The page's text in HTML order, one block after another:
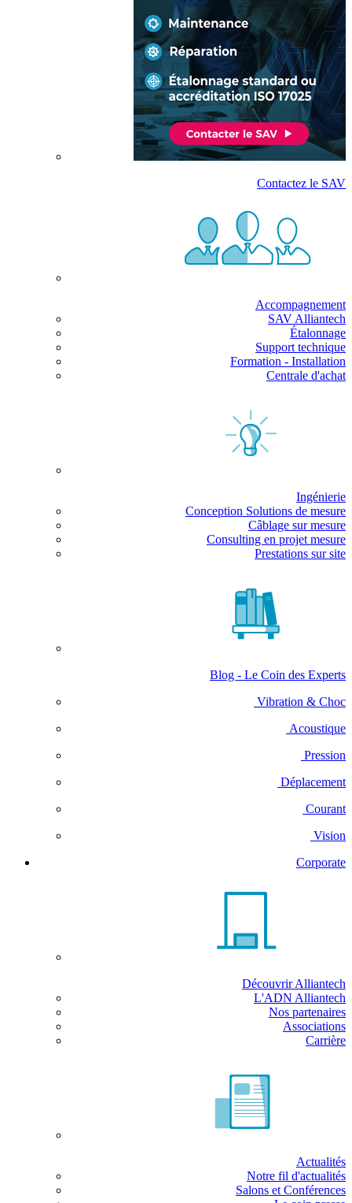
Contactez le SAV
Accompagnement
SAV Alliantech
Étalonnage
Support technique
Formation - Installation
Centrale d'achat
Ingénierie
Conception Solutions de mesure
Câblage sur mesure
Consulting en projet mesure
Prestations sur site
Blog - Le Coin des Experts
Vibration & Choc
Acoustique
Pression
Déplacement
Courant
Vision
Corporate
Découvrir Alliantech
L'ADN Alliantech
Nos partenaires
Associations
Carrière
Actualités
Notre fil d'actualités
Salons et Conférences